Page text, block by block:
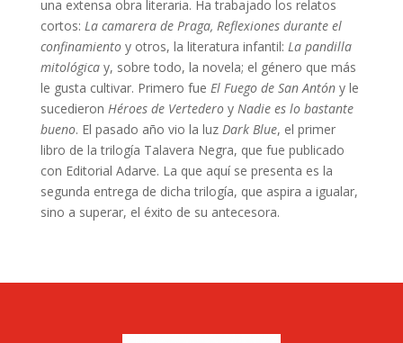
una extensa obra literaria. Ha trabajado los relatos
cortos: La camarera de Praga, Reflexiones durante el
confinamiento y otros, la literatura infantil: La pandilla
mitológicay, sobre todo, la novela; el género que más
le gusta cultivar. Primero fue El Fuego de San Antóny le
sucedieron Héroes de Vertederoy Nadie es lo bastante
bueno. El pasado año vio la luz Dark Blue, el primer
libro de la trilogía Talavera Negra, que fue publicado
con Editorial Adarve. La que aquí se presenta es la
segunda entrega de dicha trilogía, que aspira a igualar,
sino a superar, el éxito de su antecesora.